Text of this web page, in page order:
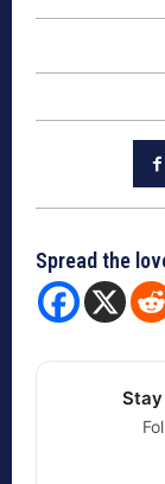
Spread the